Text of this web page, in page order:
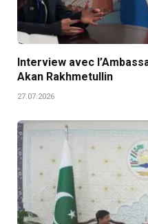
Interview avec
Akan Rakhmetullin
27.07.2026